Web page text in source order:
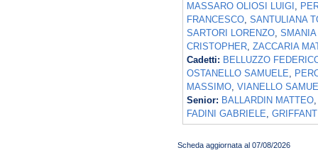
MASSARO OLIOSI LUIGI ,
FRANCESCO, SANTULIANA
SARTORI LORENZO,
CRISTOPHER, ZACCARIA
Cadetti: BELLUZZO
OSTANELLO SAMUELE,
MASSIMO, VIANELLO
Senior: BALLARDIN MATTEO
FADINI GABRIELE,
Scheda aggiornata al 07/08/2026